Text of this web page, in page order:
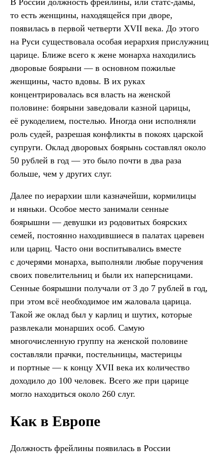
то есть женщины, находящейся при дворе,
появилась в первой четверти XVII века. До этого
на Руси существовала особая иерархия прислужниц
царице. Ближе всего к жене монарха находились
дворовые боярыни — в основном пожилые
женщины, часто вдовы. В их руках
концентрировалась вся власть на женской
половине: боярыни заведовали казной царицы,
её рукоделием, постелью. Иногда они исполняли
роль судей, разрешая конфликты в покоях царской
супруги. Оклад дворовых боярынь составлял около
50 рублей в год — это было почти в два раза
больше, чем у других слуг.
Далее по иерархии шли казначейши, кормилицы
и няньки. Особое место занимали сенные
боярышни — девушки из родовитых боярских
семей, постоянно находившиеся в палатах царевен
или цариц. Часто они воспитывались вместе
с дочерями монарха, выполняли любые поручения
своих повелительниц и были их наперсницами.
Сенные боярышни получали от 3 до 7 рублей в год,
при этом всё необходимое им жаловала царица.
Такой же оклад был у карлиц и шутих, которые
развлекали монарших особ. Самую
многочисленную группу на женской половине
составляли прачки, постельницы, мастерицы
и портные — к концу XVII века их количество
доходило до 100 человек. Всего же при царице
могло находиться около 260 слуг.
Как в Европе
Должность фрейлины появилась в России